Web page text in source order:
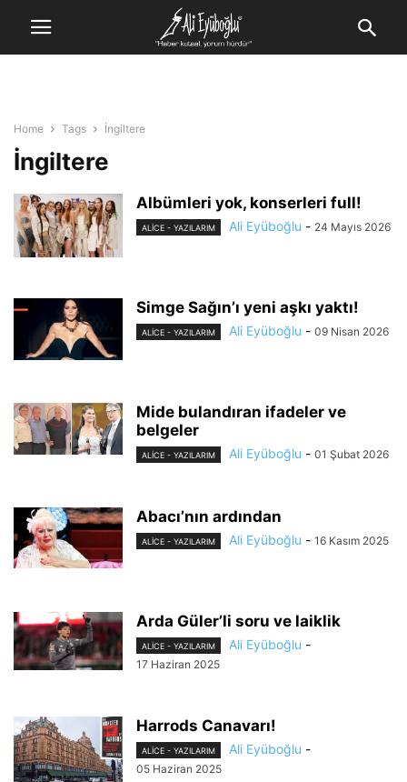
Home Tags İngiltere
İngiltere
Albümleri yok, konserleri full!
ALİCE - YAZILARIM Ali Eyüboğlu - 24 Mayıs 2026
Simge Sağın’ı yeni aşkı yaktı!
ALİCE - YAZILARIM Ali Eyüboğlu - 09 Nisan 2026
Mide bulandıran ifadeler ve
belgeler
ALİCE - YAZILARIM Ali Eyüboğlu - 01 Şubat 2026
Abacı’nın ardından
ALİCE - YAZILARIM Ali Eyüboğlu - 16 Kasım 2025
Arda Güler’li soru ve laiklik
ALİCE - YAZILARIM Ali Eyüboğlu -
17 Haziran 2025
Harrods Canavarı!
ALİCE - YAZILARIM Ali Eyüboğlu -
05 Haziran 2025